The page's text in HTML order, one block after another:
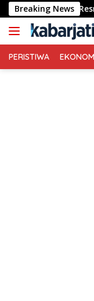
Langsung
ke
konten
Breaking News
Jombang Resmi
PERISTIWA